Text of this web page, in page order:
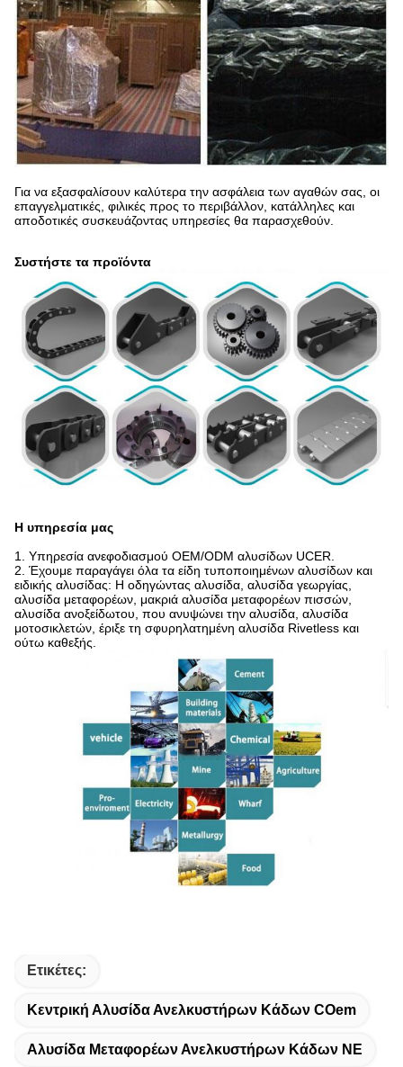
Για να εξασφαλίσουν καλύτερα την ασφάλεια των αγαθών σας, οι
επαγγελματικές, φιλικές προς το περιβάλλον, κατάλληλες και
αποδοτικές συσκευάζοντας υπηρεσίες θα παρασχεθούν.
Συστήστε τα προϊόντα
Η υπηρεσία μας
1. Υπηρεσία ανεφοδιασμού OEM/ODM αλυσίδων UCER.
2. Έχουμε παραγάγει όλα τα είδη τυποποιημένων αλυσίδων και
ειδικής αλυσίδας: Η οδηγώντας αλυσίδα, αλυσίδα γεωργίας,
αλυσίδα μεταφορέων, μακριά αλυσίδα μεταφορέων πισσών,
αλυσίδα ανοξείδωτου, που ανυψώνει την αλυσίδα, αλυσίδα
μοτοσικλετών, έριξε τη σφυρηλατημένη αλυσίδα Rivetless και
ούτω καθεξής.
Ετικέτες:
Κεντρική Αλυσίδα Ανελκυστήρων Κάδων COem
Αλυσίδα Μεταφορέων Ανελκυστήρων Κάδων ΝΕ